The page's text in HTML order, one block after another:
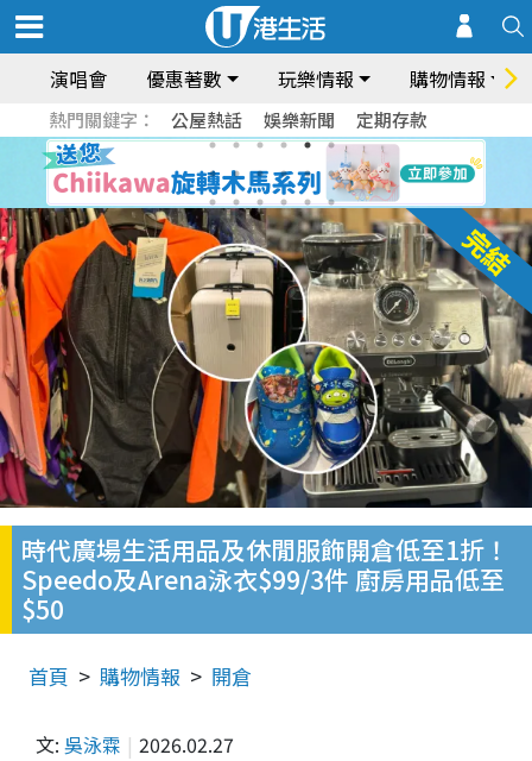
演唱會 優惠著數 玩樂情報 購物情報
熱門關鍵字： 公屋熱話 娛樂新聞 定期存款
時代廣場生活用品及休閒服飾開倉低至1折！
Speedo及Arena泳衣$99/3件 廚房用品低至
$50
首頁 購物情報 開倉
文: 吳泳霖 2026.02.27